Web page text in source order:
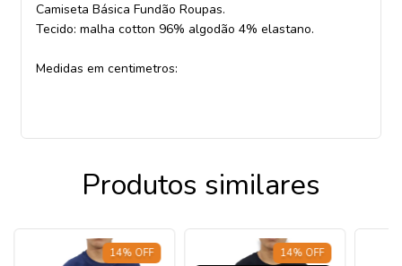
Camiseta Básica Fundão Roupas.
Tecido: malha cotton 96% algodão 4% elastano.
Medidas em centimetros:
Produtos similares
14% OFF 14% OFF